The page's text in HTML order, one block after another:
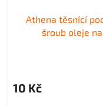
Athena těsnící
šroub oleje
10 Kč